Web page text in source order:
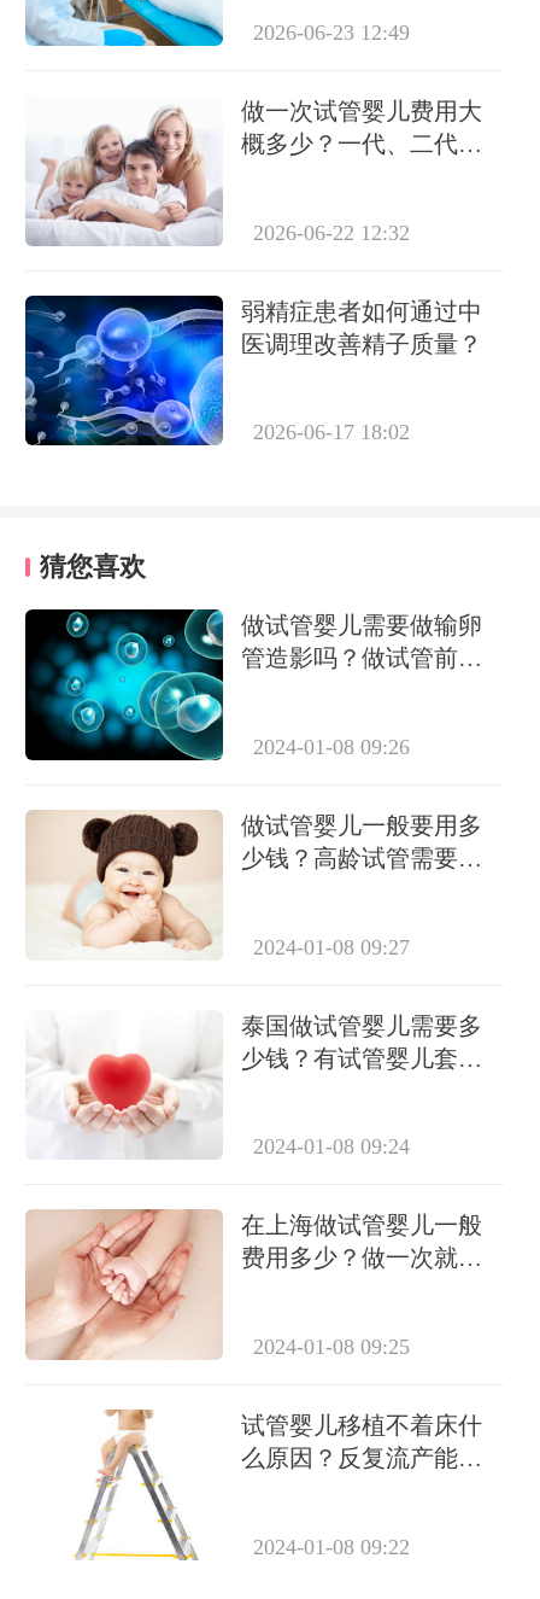
2026-06-23 12:49
做一次试管婴儿费用大
概多少？一代、二代、
2026-06-22 12:32
弱精症患者如何通过中
医调理改善精子质量？
2026-06-17 18:02
猜您喜欢
做试管婴儿需要做输卵
管造影吗？做试管前必
2024-01-08 09:26
做试管婴儿一般要用多
少钱？高龄试管需要做
2024-01-08 09:27
泰国做试管婴儿需要多
少钱？有试管婴儿套餐
2024-01-08 09:24
在上海做试管婴儿一般
费用多少？做一次就能
2024-01-08 09:25
试管婴儿移植不着床什
么原因？反复流产能做
2024-01-08 09:22